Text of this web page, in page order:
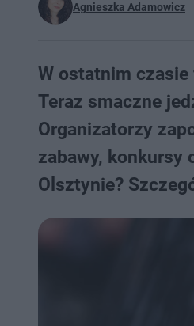
Agnieszka Adamowicz
W ostatnim
Teraz smaczne
Organizatorzy
zabawy, konkursy
Olsztynie?